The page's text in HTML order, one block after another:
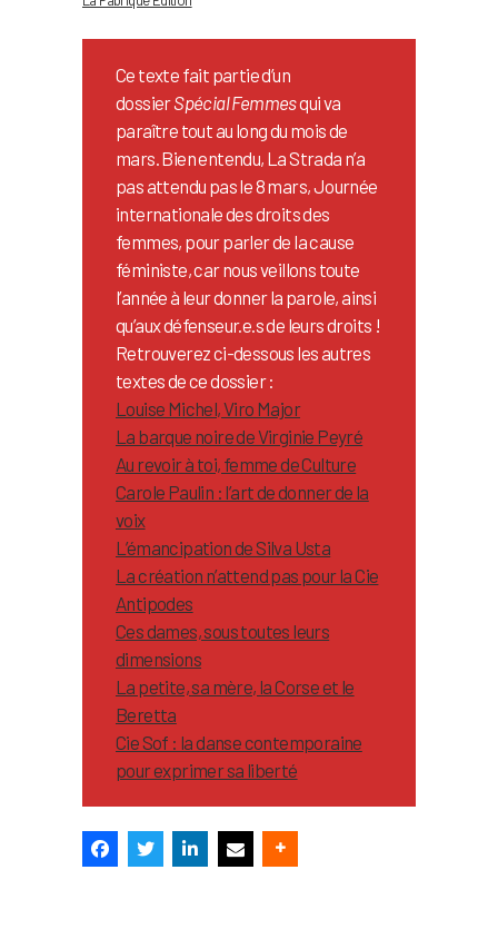
Ce texte fait partie d’un
dossierSpécial Femmesqui va
paraître tout au long du mois de
mars. Bien entendu, La Strada n’a
pas attendu pas le 8 mars, Journée
internationale des droits des
femmes, pour parler de la cause
féministe, car nous veillons toute
l’année à leur donner la parole, ainsi
qu’aux défenseur.e.s de leurs droits !
Retrouverez ci-dessous les autres
textes de ce dossier :
Louise Michel, Viro Major
La barque noire de Virginie Peyré
Au revoir à toi, femme de Culture
Carole Paulin : l’art de donner de la
voix
L’émancipation de Silva Usta
La création n’attend pas pour la Cie
Antipodes
Ces dames, sous toutes leurs
dimensions
La petite, sa mère, la Corse et le
Beretta
Cie Sof : la danse contemporaine
pour exprimer sa liberté